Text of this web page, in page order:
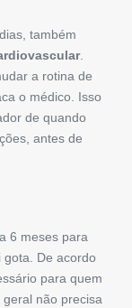
também
.
a rotina de
o médico. Isso
de quando
antes de
6 meses para
De acordo
para quem
não precisa